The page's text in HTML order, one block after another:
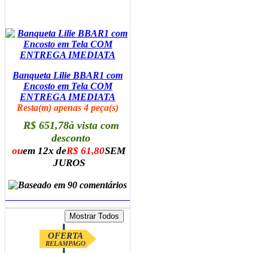
Banqueta Lilie BBAR1 com
Encosto em Tela COM
ENTREGA IMEDIATA
Resta(m) apenas 4 peça(s)
R$ 651,78à vista com
desconto
ouem 12x deR$ 61,80SEM
JUROS
OFERTA
RELAMPAGO